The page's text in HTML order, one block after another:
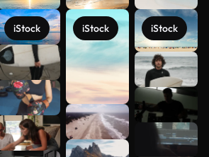
iStock iStock iStock
Mehr
anzeigen